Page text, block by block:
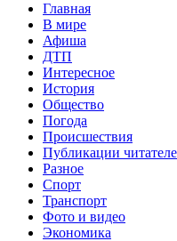
Главная
В мире
Афиша
ДТП
Интересное
История
Общество
Погода
Происшествия
Публикации
Разное
Спорт
Транспорт
Фото и видео
Экономика